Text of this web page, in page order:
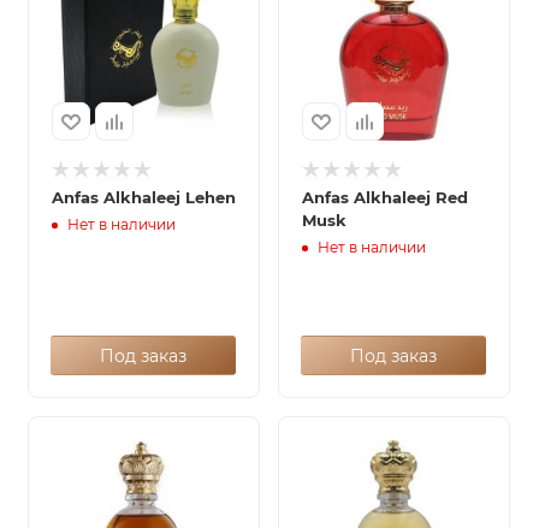
Anfas Alkhaleej Lehen
Нет в наличии
Под заказ
Anfas Alkhaleej Red
Musk
Нет в наличии
Под заказ